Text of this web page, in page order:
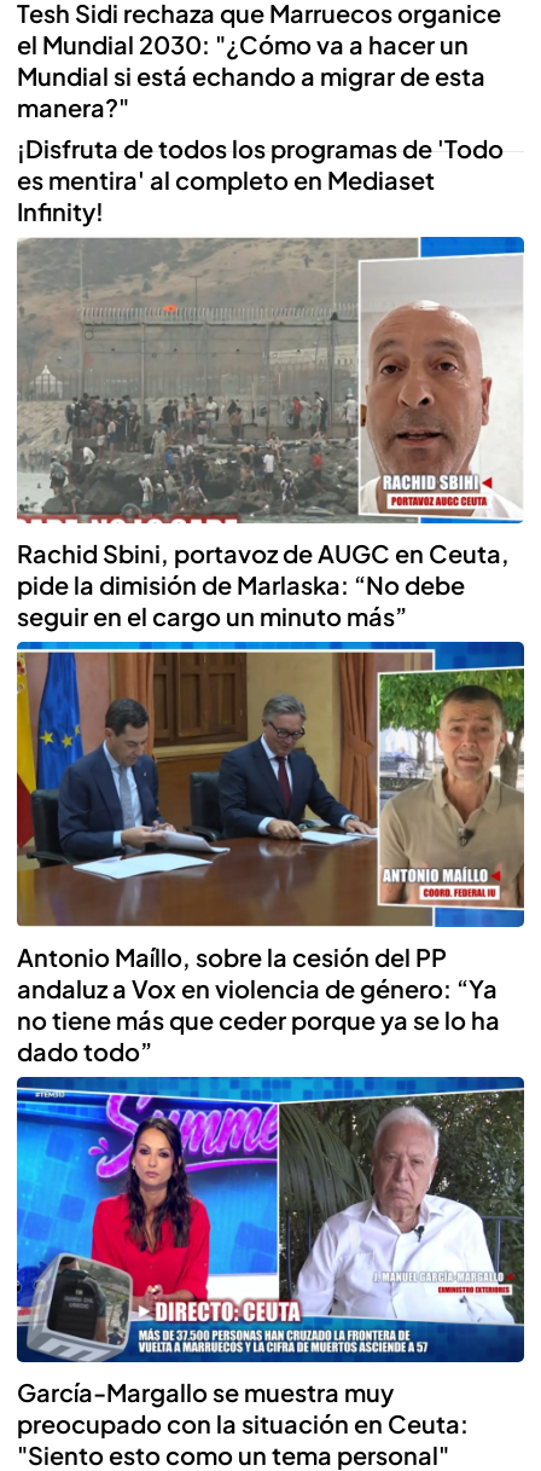
Tesh Sidi rechaza que Marruecos organice
el Mundial 2030: "¿Cómo va a hacer un
Mundial si está echando a migrar de esta
manera?"
¡Disfruta de todos los programas de 'Todo
es mentira' al completo en Mediaset
Infinity!
Rachid Sbini, portavoz de AUGC en Ceuta,
pide la dimisión de Marlaska: “No debe
seguir en el cargo un minuto más”
Antonio Maíllo, sobre la cesión del PP
andaluz a Vox en violencia de género: “Ya
no tiene más que ceder porque ya se lo ha
dado todo”
García-Margallo se muestra muy
preocupado con la situación en Ceuta:
"Siento esto como un tema personal"